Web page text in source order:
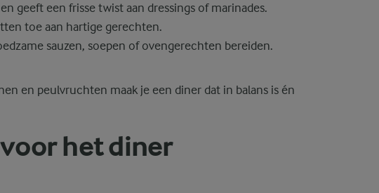
geeft een frisse twist aan dressings of marinades.
toe aan hartige gerechten.
sauzen, soepen of ovengerechten bereiden.
en peulvruchten maak je een diner dat in balans is én
het diner